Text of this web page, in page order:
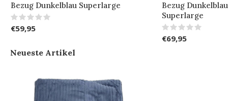
Bezug Dunkelblau Superlarge
€59,95
Bezug
Superlarge
€69,95
Neueste Artikel